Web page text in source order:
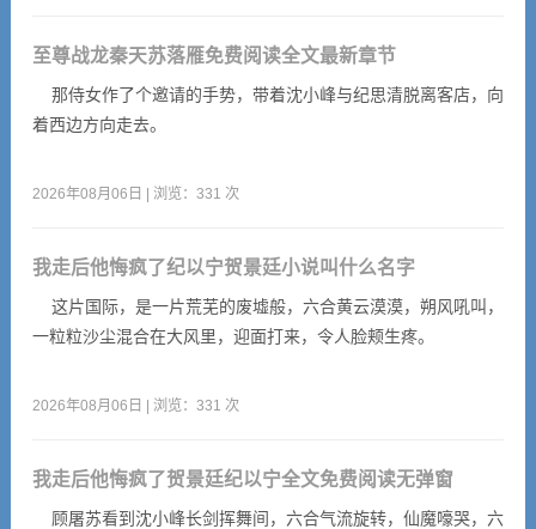
至尊战龙秦天苏落雁免费阅读全文最新章节
那侍女作了个邀请的手势，带着沈小峰与纪思清脱离客店，向
着西边方向走去。
2026年08月06日 | 浏览：331 次
我走后他悔疯了纪以宁贺景廷小说叫什么名字
这片国际，是一片荒芜的废墟般，六合黄云漠漠，朔风吼叫，
一粒粒沙尘混合在大风里，迎面打来，令人脸颊生疼。
2026年08月06日 | 浏览：331 次
我走后他悔疯了贺景廷纪以宁全文免费阅读无弹窗
顾屠苏看到沈小峰长剑挥舞间，六合气流旋转，仙魔嚎哭，六